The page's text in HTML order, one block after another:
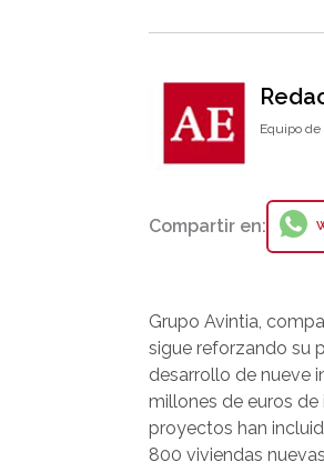
Equipo de
Compartir en:
Grupo Avintia,
sigue reforzando su
desarrollo de nueve
millones de euros
proyectos han
800 viviendas